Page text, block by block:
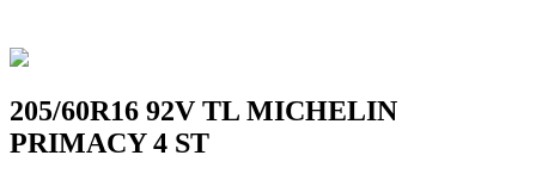
205/60R16 92V TL MICHELIN
PRIMACY 4 ST